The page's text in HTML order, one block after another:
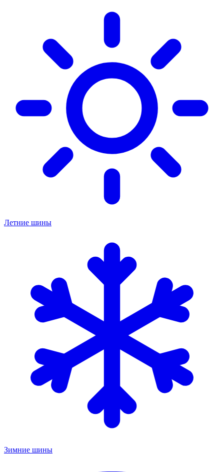
Летние шины
Зимние шины